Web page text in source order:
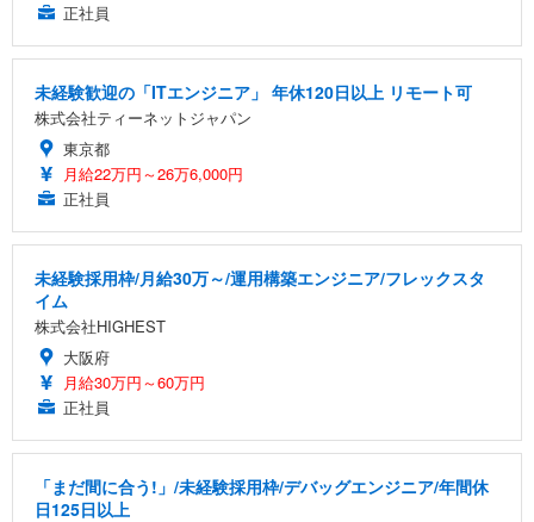
正社員
未経験歓迎の「ITエンジニア」 年休120日以上 リモート可
株式会社ティーネットジャパン
東京都
月給22万円～26万6,000円
正社員
未経験採用枠/月給30万～/運用構築エンジニア/フレックスタ
イム
株式会社HIGHEST
大阪府
月給30万円～60万円
正社員
「まだ間に合う!」/未経験採用枠/デバッグエンジニア/年間休
日125日以上